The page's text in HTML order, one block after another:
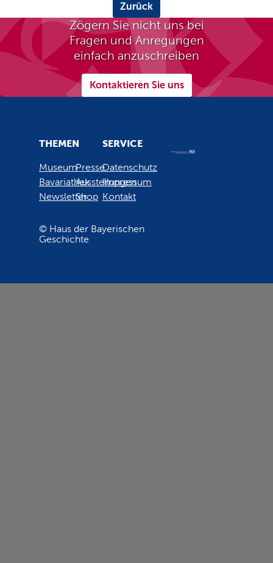
Zurück
Zögern Sie nicht uns bei
Fragen und Anregungen
einfach anzuschreiben
Kontaktieren Sie uns
THEMEN
Museum
Bavariathek
Newsletter
Presse
Ausstellungen
Shop
SERVICE
Datenschutz
Impressum
Kontakt
© Haus der Bayerischen
Geschichte